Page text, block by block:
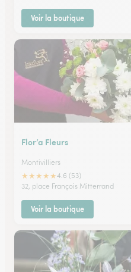
Voir la boutique
Flor’a Fleurs
Montivilliers
★★★★★4.6 (53)
32, place François Mitterrand
Voir la boutique